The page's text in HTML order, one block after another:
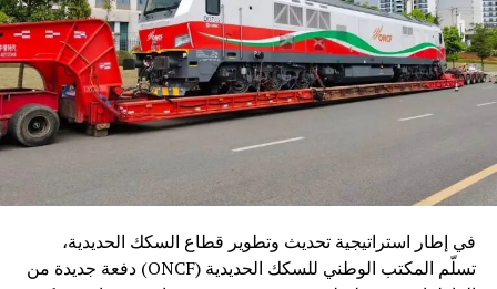
في إطار استراتيجية تحديث وتطوير قطاع السكك الحديدية،
تسلّم المكتب الوطني للسكك الحديدية (ONCF) دفعة جديدة من